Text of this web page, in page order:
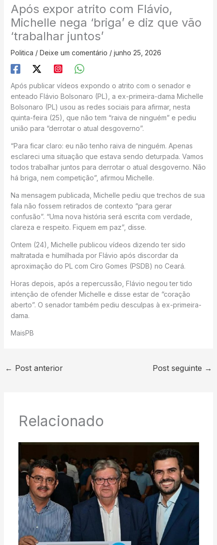
Após expor atrito com Flávio,
Michelle nega ‘briga’ e diz que vão
‘trabalhar juntos’
Politica / Deixe um comentário / junho 25, 2026
Após publicar vídeos expondo o atrito com o senador e
enteado Flávio Bolsonaro (PL), a ex-primeira-dama Michelle
Bolsonaro (PL) usou as redes sociais para afirmar, nesta
quinta-feira (25), que não tem “raiva de ninguém” e pediu
união para “derrotar o atual desgoverno”.
“Para ficar claro: eu não tenho raiva de ninguém. Apenas
esclareci uma situação que estava sendo deturpada. Vamos
todos trabalhar juntos para derrotar o atual desgoverno. Não
há briga, nem competição”, afirmou Michelle.
Na mensagem publicada, Michelle pediu que trechos de sua
fala não fossem retirados de contexto “para gerar
confusão”. “Uma nova história será escrita com verdade,
clareza e respeito. Fiquem em paz”, disse.
Ontem (24), Michelle publicou vídeos dizendo ter sido
maltratada e humilhada por Flávio após discordar da
aproximação do PL com Ciro Gomes (PSDB) no Ceará.
Horas depois, após a repercussão, Flávio negou ter tido
intenção de ofender Michelle e disse estar de “coração
aberto”. O senador também pediu desculpas à ex-primeira-
dama.
MaisPB
← Post anterior Post seguinte →
Relacionado